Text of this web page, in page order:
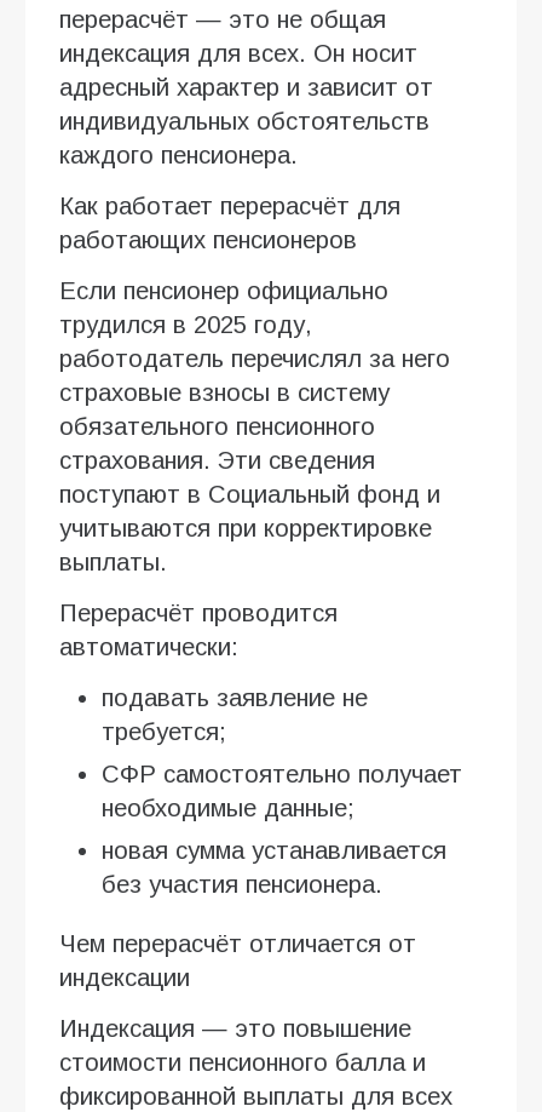
перерасчёт — это не общая
индексация для всех. Он носит
адресный характер и зависит от
индивидуальных обстоятельств
каждого пенсионера.
Как работает перерасчёт для
работающих пенсионеров
Если пенсионер официально
трудился в 2025 году,
работодатель перечислял за него
страховые взносы в систему
обязательного пенсионного
страхования. Эти сведения
поступают в Социальный фонд и
учитываются при корректировке
выплаты.
Перерасчёт проводится
автоматически:
подавать заявление не
требуется;
СФР самостоятельно получает
необходимые данные;
новая сумма устанавливается
без участия пенсионера.
Чем перерасчёт отличается от
индексации
Индексация — это повышение
стоимости пенсионного балла и
фиксированной выплаты для всех